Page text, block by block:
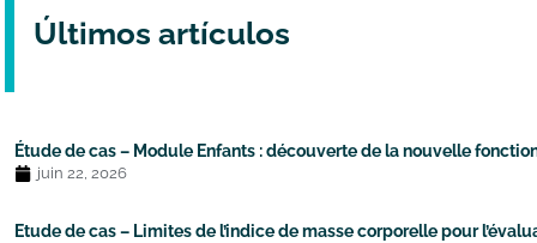
Últimos artículos
Étude de cas – Module Enfants : découverte de la nouvelle
juin 22, 2026
Etude de cas – Limites de l’indice de masse corporelle pour